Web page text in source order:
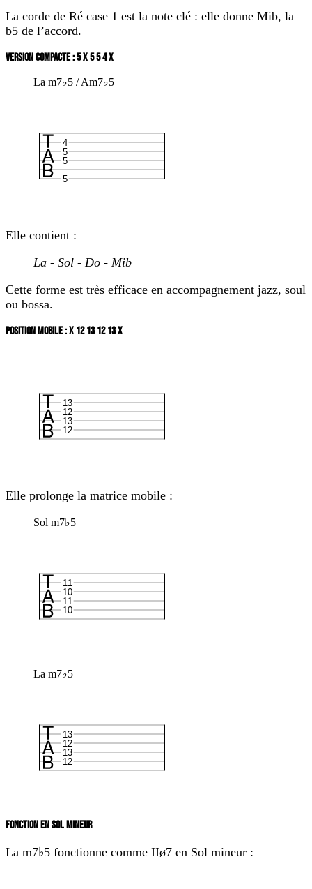
La corde de Ré case 1 est la note clé : elle donne Mib, la
b5 de l’accord.
VERSION COMPACTE : 5 X 5 5 4 X
La m7♭5 / Am7♭5
5
5
5
4
Elle contient :
La - Sol - Do - Mib
Cette forme est très efficace en accompagnement jazz, soul
ou bossa.
POSITION MOBILE : X 12 13 12 13 X
12
13
12
13
Elle prolonge la matrice mobile :
Sol m7♭5
10
11
10
11
La m7♭5
12
13
12
13
FONCTION EN SOL MINEUR
La m7♭5 fonctionne comme IIø7 en Sol mineur :